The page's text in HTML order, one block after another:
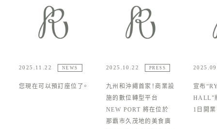
2025.11.22 NEWS
您現在可以預訂座位了。
2025.10.22 PRESS
九州和沖繩首家！商業設
施的數位轉型平台
NEW PORT 將在位於
那霸市久茂地的美食廣
宣布
HALL”
1日開業